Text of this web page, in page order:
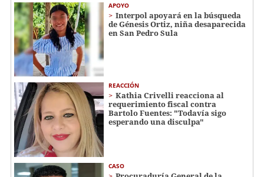
APOYO
Interpol apoyará en la búsqueda
de Génesis Ortiz, niña desaparecida
en San Pedro Sula
REACCIÓN
Kathia Crivelli reacciona al
requerimiento fiscal contra
Bartolo Fuentes: "Todavía sigo
esperando una disculpa"
CASO